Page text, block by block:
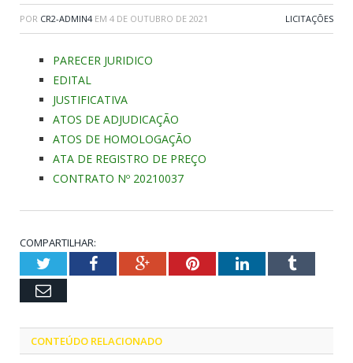
POR CR2-ADMIN4 EM 4 DE OUTUBRO DE 2021 LICITAÇÕES
PARECER JURIDICO
EDITAL
JUSTIFICATIVA
ATOS DE ADJUDICAÇÃO
ATOS DE HOMOLOGAÇÃO
ATA DE REGISTRO DE PREÇO
CONTRATO Nº 20210037
COMPARTILHAR:
TwitterFacebookGoogle+PinterestLinkedInTumblr
Email
CONTEÚDO RELACIONADO